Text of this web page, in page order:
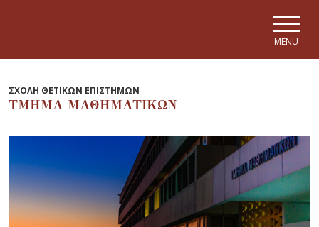
MENU
ΣΧΟΛΗ ΘΕΤΙΚΩΝ ΕΠΙΣΤΗΜΩΝ
ΤΜΗΜΑ ΜΑΘΗΜΑΤΙΚΩΝ